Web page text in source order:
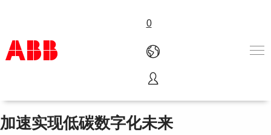
0
产品和解决方案
行业
服务
iVD4®中压智能化解决方案
加速实现低碳数字化未来